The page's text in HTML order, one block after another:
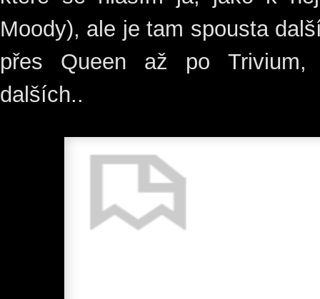
Moody), ale je tam spousta
přes Queen až po Trivium,
dalších..